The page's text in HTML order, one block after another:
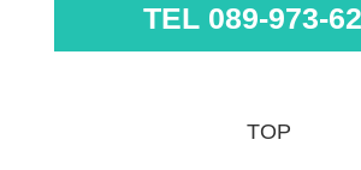
TEL 089-973-
TOP